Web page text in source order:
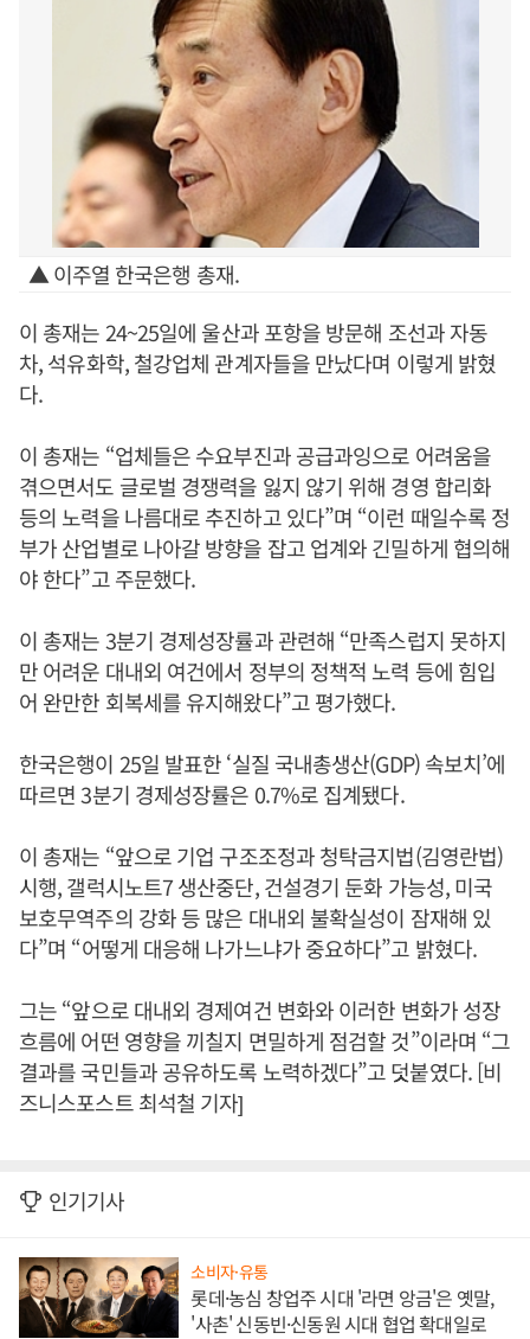
▲ 이주열 한국은행 총재.
이 총재는 24~25일에 울산과 포항을 방문해 조선과 자동
차, 석유화학, 철강업체 관계자들을 만났다며 이렇게 밝혔
다.
이 총재는 “업체들은 수요부진과 공급과잉으로 어려움을
겪으면서도 글로벌 경쟁력을 잃지 않기 위해 경영 합리화
등의 노력을 나름대로 추진하고 있다”며 “이런 때일수록 정
부가 산업별로 나아갈 방향을 잡고 업계와 긴밀하게 협의해
야 한다”고 주문했다.
이 총재는 3분기 경제성장률과 관련해 “만족스럽지 못하지
만 어려운 대내외 여건에서 정부의 정책적 노력 등에 힘입
어 완만한 회복세를 유지해왔다”고 평가했다.
한국은행이 25일 발표한 ‘실질 국내총생산(GDP) 속보치’에
따르면 3분기 경제성장률은 0.7%로 집계됐다.
이 총재는 “앞으로 기업 구조조정과 청탁금지법(김영란법)
시행, 갤럭시노트7 생산중단, 건설경기 둔화 가능성, 미국
보호무역주의 강화 등 많은 대내외 불확실성이 잠재해 있
다”며 “어떻게 대응해 나가느냐가 중요하다”고 밝혔다.
그는 “앞으로 대내외 경제여건 변화와 이러한 변화가 성장
흐름에 어떤 영향을 끼칠지 면밀하게 점검할 것”이라며 “그
결과를 국민들과 공유하도록 노력하겠다”고 덧붙였다. [비
즈니스포스트 최석철 기자]
인기기사
소비자·유통
롯데·농심 창업주 시대 '라면 앙금'은 옛말,
'사촌' 신동빈·신동원 시대 협업 확대일로